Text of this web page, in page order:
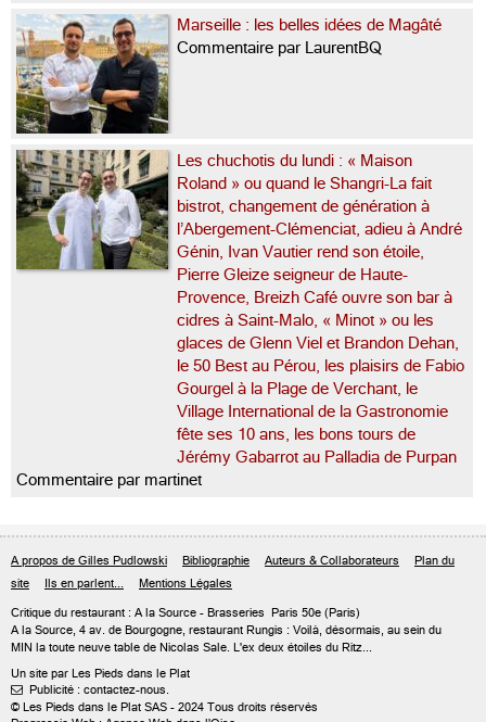
Marseille : les belles idées de Magâté
Commentaire par LaurentBQ
Les chuchotis du lundi : « Maison
Roland » ou quand le Shangri-La fait
bistrot, changement de génération à
l’Abergement-Clémenciat, adieu à André
Génin, Ivan Vautier rend son étoile,
Pierre Gleize seigneur de Haute-
Provence, Breizh Café ouvre son bar à
cidres à Saint-Malo, « Minot » ou les
glaces de Glenn Viel et Brandon Dehan,
le 50 Best au Pérou, les plaisirs de Fabio
Gourgel à la Plage de Verchant, le
Village International de la Gastronomie
fête ses 10 ans, les bons tours de
Jérémy Gabarrot au Palladia de Purpan
Commentaire par martinet
A propos de Gilles Pudlowski Bibliographie Auteurs & Collaborateurs
Plan du
site
Ils en parlent... Mentions Légales
Critique du restaurant : A la Source - Brasseries Paris 50e (Paris)
A la Source, 4 av. de Bourgogne, restaurant Rungis : Voilà, désormais, au sein du
MIN la toute neuve table de Nicolas Sale. L'ex deux étoiles du Ritz...
Un site par Les Pieds dans le Plat
 Publicité : contactez-nous.
© Les Pieds dans le Plat SAS - 2024 Tous droits réservés